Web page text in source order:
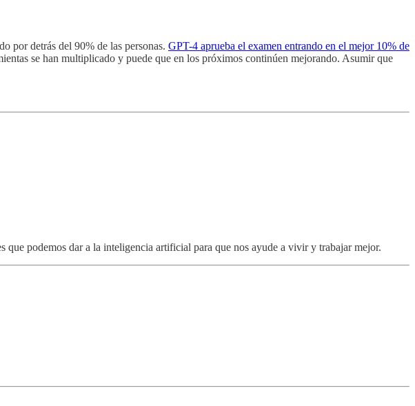
por detrás del 90% de las personas. GPT-4 aprueba el examen entrando en el mejor 10% de
se han multiplicado y puede que en los próximos continúen mejorando. Asumir que
podemos dar a la inteligencia artificial para que nos ayude a vivir y trabajar mejor.